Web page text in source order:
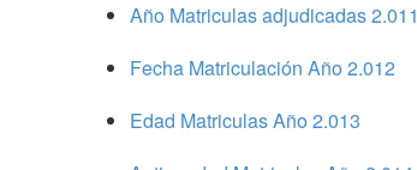
Año Matriculas adjudicadas 2.011
Fecha Matriculación Año 2.012
Edad Matriculas Año 2.013